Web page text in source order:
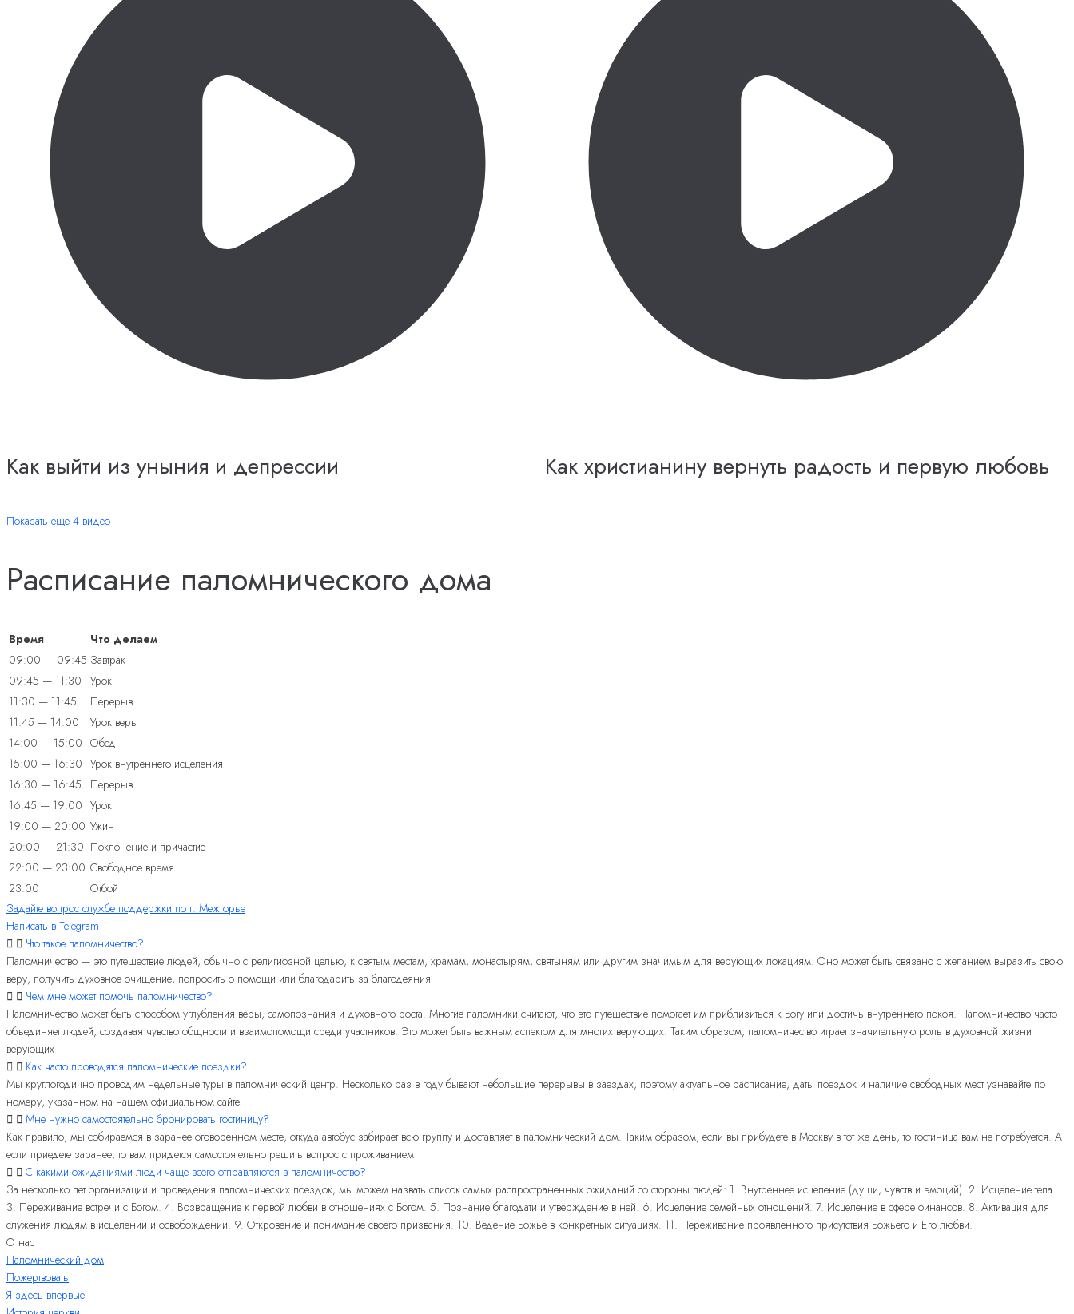
Как выйти из уныния и депрессии Как христианину вернуть радость и первую любовь
Показать еще 4 видео
Расписание паломнического дома
Время
Что делаем
09:00 — 09:45 Завтрак
09:45 — 11:30 Урок
11:30 — 11:45
Перерыв
11:45 — 14:00
Урок веры
14:00 — 15:00 Обед
15:00 — 16:30 Урок внутреннего исцеления
16:30 — 16:45
Перерыв
16:45 — 19:00 Урок
19:00 — 20:00 Ужин
20:00 — 21:30 Поклонение и причастие
22:00 — 23:00 Свободное время
23:00
Отбой
Задайте вопрос службе поддержки по г. Межгорье
Написать в Telegram
Что такое паломничество?
Паломничество — это путешествие людей, обычно с религиозной целью, к святым местам, храмам, монастырям, святыням или другим значимым для верующих локациям. Оно может быть связано с желанием выразить свою
веру, получить духовное очищение, попросить о помощи или благодарить за благодеяния
Чем мне может помочь паломничество?
Паломничество может быть способом углубления веры, самопознания и духовного роста. Многие паломники считают, что это путешествие помогает им приблизиться к Богу или достичь внутреннего покоя. Паломничество часто
объединяет людей, создавая чувство общности и взаимопомощи среди участников. Это может быть важным аспектом для многих верующих. Таким образом, паломничество играет значительную роль в духовной жизни
верующих
Как часто проводятся паломнические поездки?
Мы круглогодично проводим недельные туры в паломнический центр. Несколько раз в году бывают небольшие перерывы в заездах, поэтому актуальное расписание, даты поездок и наличие свободных мест узнавайте по
номеру, указанном на нашем официальном сайте
Мне нужно самостоятельно бронировать гостиницу?
Как правило, мы собираемся в заранее оговоренном месте, откуда автобус забирает всю группу и доставляет в паломнический дом. Таким образом, если вы прибудете в Москву в тот же день, то гостиница вам не потребуется. А
если приедете заранее, то вам придется самостоятельно решить вопрос с проживанием
С какими ожиданиями люди чаще всего отправляются в паломничество?
За несколько лет организации и проведения паломнических поездок, мы можем назвать список самых распространенных ожиданий со стороны людей: 1. Внутреннее исцеление (души, чувств и эмоций). 2. Исцеление тела.
3. Переживание встречи с Богом. 4. Возвращение к первой любви в отношениях с Богом. 5. Познание благодати и утверждение в ней. 6. Исцеление семейных отношений. 7. Исцеление в сфере финансов. 8. Активация для
служения людям в исцелении и освобождении. 9. Откровение и понимание своего призвания. 10. Ведение Божье в конкретных ситуациях. 11. Переживание проявленного присутствия Божьего и Его любви.
О нас
Паломнический дом
Пожертвовать
Я здесь впервые